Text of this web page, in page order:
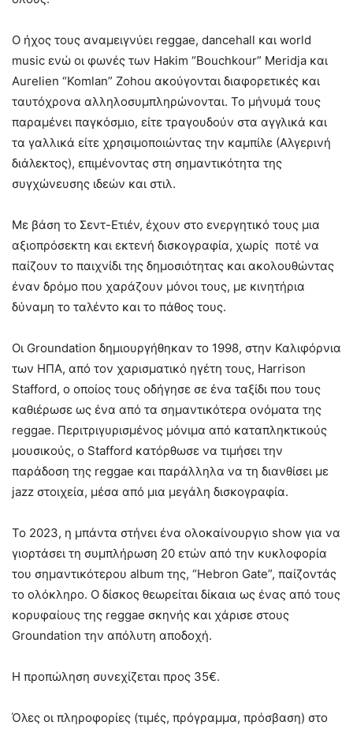
O ήχος τους αναμειγνύει reggae, dancehall και world
music ενώ οι φωνές των Hakim “Bouchkour” Meridja και
Aurelien “Komlan” Zohou ακούγονται διαφορετικές και
ταυτόχρονα αλληλοσυμπληρώνονται. Το μήνυμά τους
παραμένει παγκόσμιο, είτε τραγουδούν στα αγγλικά και
τα γαλλικά είτε χρησιμοποιώντας την καμπίλε (Αλγερινή
διάλεκτος), επιμένοντας στη σημαντικότητα της
συγχώνευσης ιδεών και στιλ.
Με βάση το Σεντ-Ετιέν, έχουν στο ενεργητικό τους μια
αξιοπρόσεκτη και εκτενή δισκογραφία, χωρίς ποτέ να
παίζουν το παιχνίδι της δημοσιότητας και ακολουθώντας
έναν δρόμο που χαράζουν μόνοι τους, με κινητήρια
δύναμη το ταλέντο και το πάθος τους.
Οι Groundation δημιουργήθηκαν το 1998, στην Καλιφόρνια
των ΗΠΑ, από τον χαρισματικό ηγέτη τους, Harrison
Stafford, ο οποίος τους οδήγησε σε ένα ταξίδι που τους
καθιέρωσε ως ένα από τα σημαντικότερα ονόματα της
reggae. Περιτριγυρισμένος μόνιμα από καταπληκτικούς
μουσικούς, ο Stafford κατόρθωσε να τιμήσει την
παράδοση της reggae και παράλληλα να τη διανθίσει με
jazz στοιχεία, μέσα από μια μεγάλη δισκογραφία.
To 2023, η μπάντα στήνει ένα ολοκαίνουργιο show για να
γιορτάσει τη συμπλήρωση 20 ετών από την κυκλοφορία
του σημαντικότερου album της, “Hebron Gate”, παίζοντάς
το ολόκληρο. Ο δίσκος θεωρείται δίκαια ως ένας από τους
κορυφαίους της reggae σκηνής και χάρισε στους
Groundation την απόλυτη αποδοχή.
Η προπώληση συνεχίζεται προς 35€.
Όλες οι πληροφορίες (τιμές, πρόγραμμα, πρόσβαση) στο